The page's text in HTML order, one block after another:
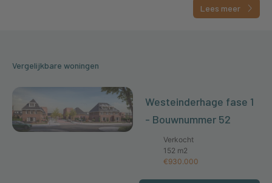
Lees meer
Vergelijkbare woningen
Westeinderhage fase 1
- Bouwnummer 52
Verkocht
152 m2
€930.000